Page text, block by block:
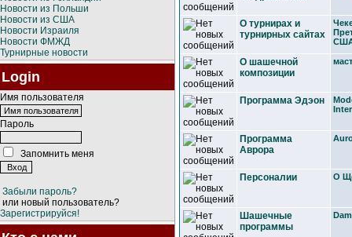
Новости из Польши
Новости из США
Новости Израиля
Новости ФМЖД
Турнирные новости
Login
Имя пользователя
Пароль
Запомнить меня
Забыли пароль?
или новый пользователь?
Зарегистрируйся!
О турнирах и
турнирных сайтах
США
О шашечной
композиции
Программа Эдэон
Программа
Аврора
Персоналии О
Шашечные
программы